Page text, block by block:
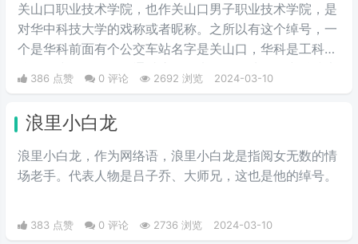
关山口职业技术学院，也作关山口男子职业技术学院，是
对华中科技大学的戏称或者昵称。之所以有这个绰号，一
个是华科前面有个公交车站名字是关山口，华科是工科院
学称作关山口男子职业技术学院。所以有了这个江湖绰
386 点赞 0 评论 2692 浏览 2024-03-10
浪里小白龙
浪里小白龙，作为网络语，浪里小白龙是指阅女无数的情
场老手。代表人物是吕子乔、大师兄，这也是他的绰号。
383 点赞 0 评论 2736 浏览 2024-03-10